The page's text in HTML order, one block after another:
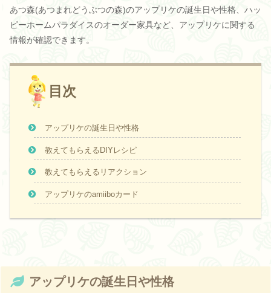
あつ森(あつまれどうぶつの森)のアップリケの誕生日や性格、ハッ
ピーホームパラダイスのオーダー家具など、アップリケに関する
情報が確認できます。
目次
アップリケの誕生日や性格
教えてもらえるDIYレシピ
教えてもらえるリアクション
アップリケのamiiboカード
アップリケの誕生日や性格